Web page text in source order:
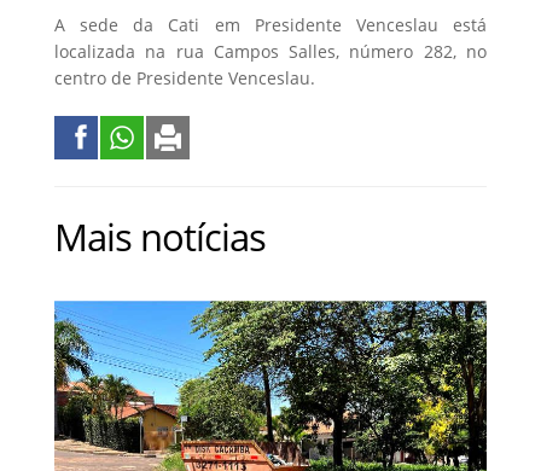
A sede da Cati em Presidente Venceslau está
localizada na rua Campos Salles, número 282, no
centro de Presidente Venceslau.
Mais notícias